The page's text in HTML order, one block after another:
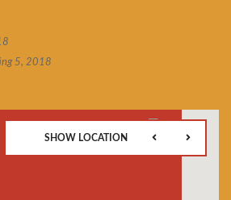
5, 2018
SHOW LOCATION